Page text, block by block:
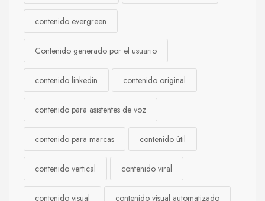
contenido evergreen
Contenido generado por el usuario
contenido linkedin contenido original
contenido para asistentes de voz
contenido para marcas contenido útil
contenido vertical contenido viral
contenido visual contenido visual automatizado